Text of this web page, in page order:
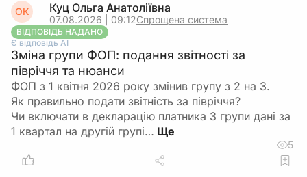
ОК Куц Ольга Анатоліївна
07.08.2026 | 09:12Спрощена система
ВІДПОВІДЬ НАДАНО
Є відповідь АІ
Зміна групи ФОП: подання звітності за
півріччя та нюанси
ФОП з 1 квітня 2026 року змінив групу з 2 на 3.
Як правильно подати звітність за півріччя?
Чи включати в декларацію платника 3 групи дані за
1 квартал на другій групі…
5